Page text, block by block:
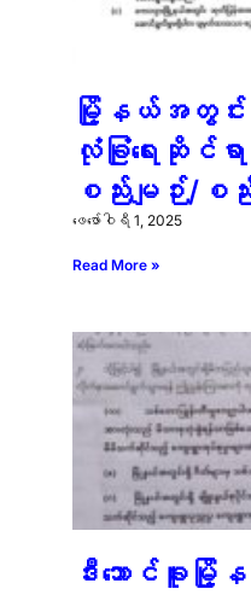
မြို့နယ်အတွင်
လုံခြုံရေးဆိုင်
စည်းမျဉ်း/စည်း
ဖေ‌ဖော်ဝါရီ 1, 2025
Read More »
ဒီးဘောင်ခူးမ